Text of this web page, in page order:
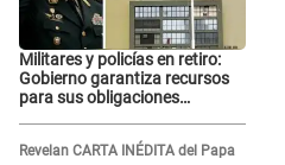
Militares y policías en retiro:
Gobierno garantiza recursos
para sus obligaciones
Revelan CARTA INÉDITA del Papa